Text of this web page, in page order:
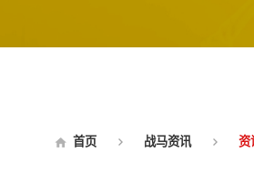
首页 战马资讯 资